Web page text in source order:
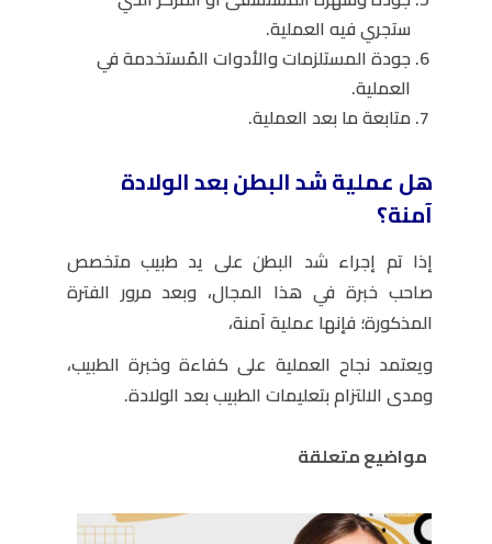
ستجري فيه العملية.
جودة المستلزمات والأدوات المُستخدمة في
العملية.
متابعة ما بعد العملية.
هل عملية شد البطن بعد الولادة
آمنة؟
إذا تم إجراء شد البطن على يد طبيب متخصص
صاحب خبرة في هذا المجال، وبعد مرور الفترة
المذكورة؛ فإنها عملية آمنة،
ويعتمد نجاح العملية على كفاءة وخبرة الطبيب،
ومدى الالتزام بتعليمات الطبيب بعد الولادة.
مواضيع متعلقة